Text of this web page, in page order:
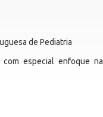
de Pediatria
com especial enfoque na